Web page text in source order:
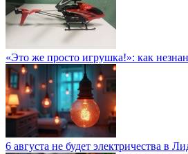
«Это же просто игрушка!»: как
6 августа не будет электричества в